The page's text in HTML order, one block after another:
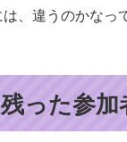
は、違うのかなっ
った参加